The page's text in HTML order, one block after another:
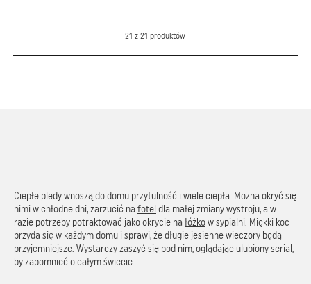
21 z 21 produktów
Ciepłe pledy wnoszą do domu przytulność i wiele ciepła. Można okryć się
nimi w chłodne dni, zarzucić na fotel dla małej zmiany wystroju, a w
razie potrzeby potraktować jako okrycie na łóżkow sypialni. Miękki koc
przyda się w każdym domu i sprawi, że długie jesienne wieczory będą
przyjemniejsze. Wystarczy zaszyć się pod nim, oglądając ulubiony serial,
by zapomnieć o całym świecie.